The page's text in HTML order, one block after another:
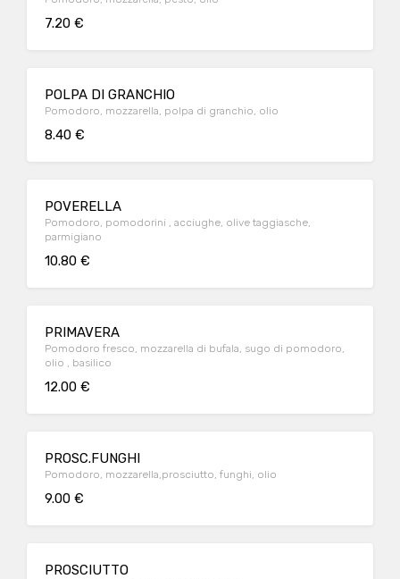
7.20 €
POLPA DI GRANCHIO
Pomodoro, mozzarella, polpa di granchio, olio
8.40 €
POVERELLA
Pomodoro, pomodorini , acciughe, olive taggiasche,
parmigiano
10.80 €
PRIMAVERA
Pomodoro fresco, mozzarella di bufala, sugo di pomodoro,
olio , basilico
12.00 €
PROSC.FUNGHI
Pomodoro, mozzarella,prosciutto, funghi, olio
9.00 €
PROSCIUTTO